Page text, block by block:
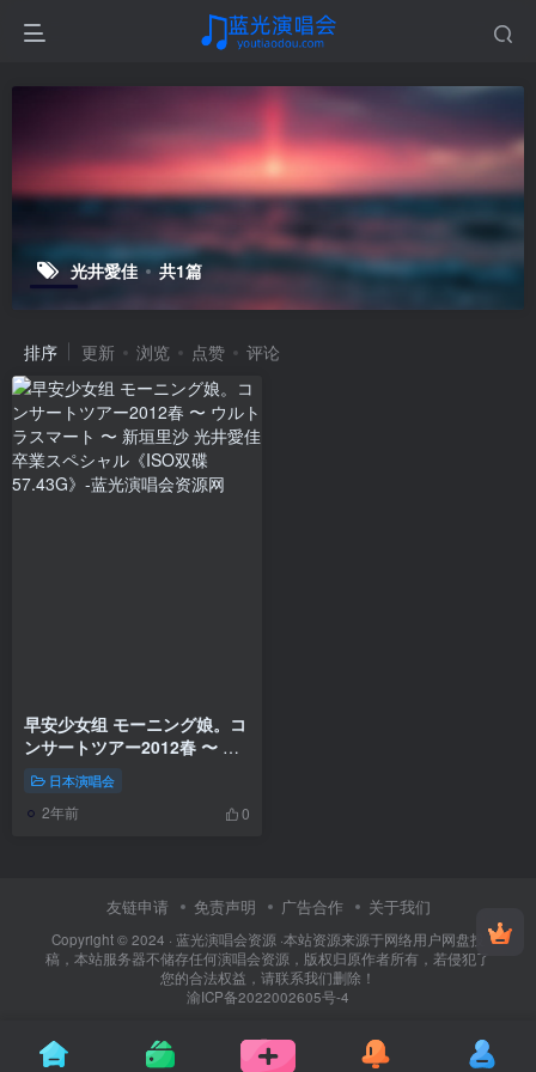
光井愛佳 共1篇
排序 更新 浏览 点赞 评论
早安少女组 モーニング娘。コ
ンサートツアー2012春 〜 ウ
ルトラスマート 〜 新垣里沙
光井愛佳卒業スペシャル
《ISO双碟 57.43G》
日本演唱会
2年前 0
友链申请 免责声明 广告合作 关于我们
Copyright © 2024 · 蓝光演唱会资源 ·本站资源来源于网络用户网盘投
稿，本站服务器不储存任何演唱会资源，版权归原作者所有，若侵犯了
您的合法权益，请联系我们删除！
渝ICP备2022002605号-4